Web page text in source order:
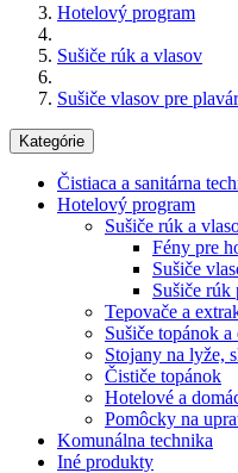
Hotelový program
Sušiče rúk a vlasov
Sušiče vlasov pre
Kategórie
Čistiaca a sanitárna
Hotelový program
Sušiče rúk a
Fény pre
Sušiče
Sušiče rúk
Tepovače a
Sušiče topánok
Stojany na lyže,
Čističe topánok
Hotelové a
Pomôcky na
Komunálna technika
Iné produkty